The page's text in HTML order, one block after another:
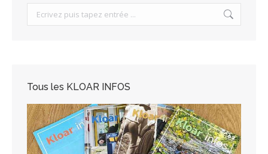
Search:
Tous les KLOAR INFOS